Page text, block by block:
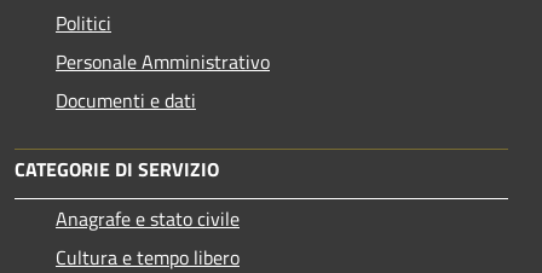
Politici
Personale Amministrativo
Documenti e dati
CATEGORIE DI SERVIZIO
Anagrafe e stato civile
Cultura e tempo libero